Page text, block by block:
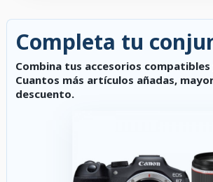
Completa tu
Combina tus accesorios
Cuantos más artículos añadas,
descuento.